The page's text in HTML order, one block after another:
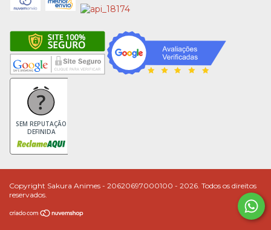
SEM REPUTAÇÃO
DEFINIDA
Copyright Sakura Animes - 20620697000100 - 2026. Todos os direitos
reservados.